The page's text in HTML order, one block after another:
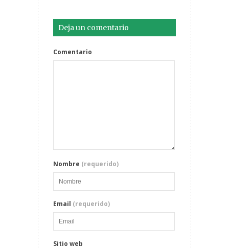
Deja un comentario
Comentario
Nombre (requerido)
Email (requerido)
Sitio web